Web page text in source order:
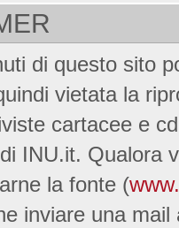
di questo sito
vietata la
cartacee e
INU.it. Qualora
la fonte (
inviare una mail